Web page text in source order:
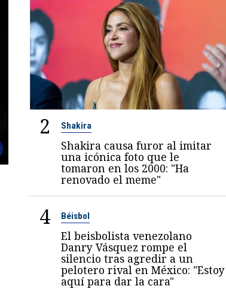
2 Shakira
Shakira causa furor al imitar
una icónica foto que le
tomaron en los 2000: "Ha
renovado el meme"
4 Béisbol
El beisbolista venezolano
Danry Vásquez rompe el
silencio tras agredir a un
pelotero rival en México: "Estoy
aquí para dar la cara"